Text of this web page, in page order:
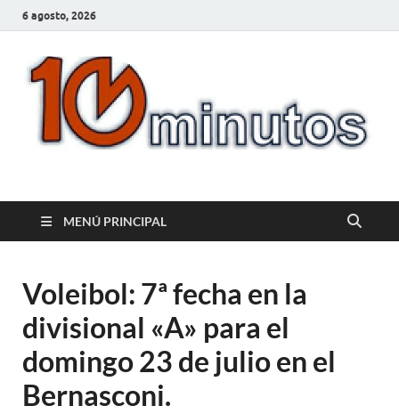
6 agosto, 2026
10minutos.com.uy
MENÚ PRINCIPAL
Voleibol: 7ª fecha en la
divisional «A» para el
domingo 23 de julio en el
Bernasconi.